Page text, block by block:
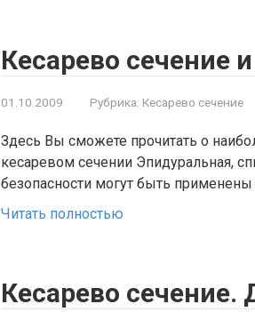
Кесарево сечение
01.10.2009 Рубрика: Кесарево сечение
Здесь Вы сможете прочитать о
кесаревом сечении Эпидуральная,
безопасности могут быть
Читать полностью
Кесарево сечение.